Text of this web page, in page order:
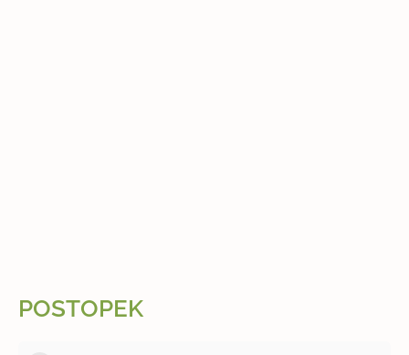
POSTOPEK